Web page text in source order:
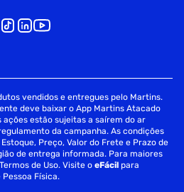
vendidos e entregues pelo Martins.
deve baixar o App Martins Atacado
ações estão sujeitas a saírem do ar
da campanha. As condições
Preço, Valor do Frete e Prazo de
de entrega informada. Para maiores
de Uso. Visite oeFácil para
Física.